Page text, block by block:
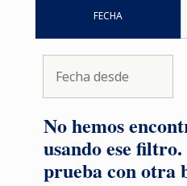
FECHA
No hemos
usando ese
prueba con otra